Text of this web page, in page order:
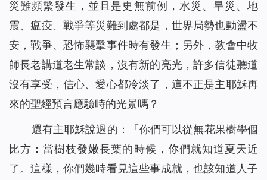
災難頻繁發生，並且是史無前例，水災、旱災、地
震、瘟疫、戰爭等災難到處都是，世界局勢也動盪不
安，戰爭、恐怖襲擊事件時有發生；另外，教會中牧
師長老講道老生常談，沒有新的亮光，許多信徒聽道
沒有享受，信心、愛心都冷淡了，這不正是主耶穌再
來的聖經預言應驗時的光景嗎？
還有主耶穌說過的：「 你們可以從無花果樹學個
比方：當樹枝發嫩長葉的時候，你們就知道夏天近
了。這樣，你們幾時看見這些事成就，也該知道人子